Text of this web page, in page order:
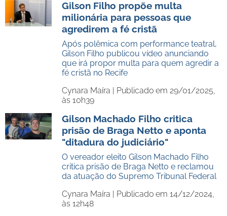
Gilson Filho propõe multa
milionária para pessoas que
agredirem a fé cristã
Após polêmica com performance teatral,
Gilson Filho publicou vídeo anunciando
que irá propor multa para quem agredir a
fé cristã no Recife
Cynara Maíra | Publicado em 29/01/2025,
às 10h39
Gilson Machado Filho critica
prisão de Braga Netto e aponta
"ditadura do judiciário"
O vereador eleito Gilson Machado Filho
critica prisão de Braga Netto e reclamou
da atuação do Supremo Tribunal Federal
Cynara Maíra | Publicado em 14/12/2024,
às 12h48